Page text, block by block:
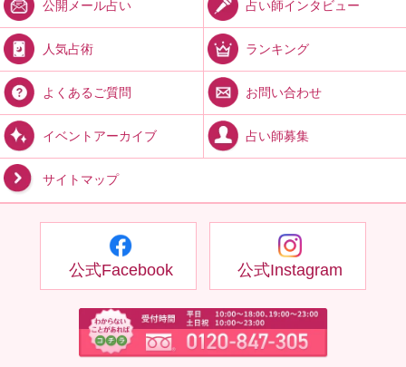
公開メール占い 占い師インタビュー
人気占術 ランキング
よくあるご質問 お問い合わせ
イベントアーカイブ 占い師募集
サイトマップ
公式Facebook 公式Instagram